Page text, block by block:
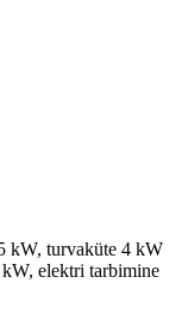
kW, turvaküte 4 kW
elektri tarbimine